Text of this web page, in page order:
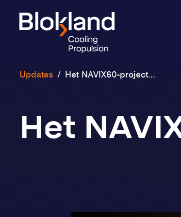
Updates / Het NAVIX60-project...
Het